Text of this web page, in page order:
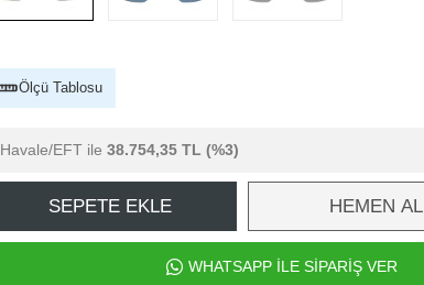
Ölçü Tablosu
Havale/EFT ile 38.754,35 TL (%3)
SEPETE EKLE HEMEN AL
WHATSAPP İLE SİPARİŞ VER